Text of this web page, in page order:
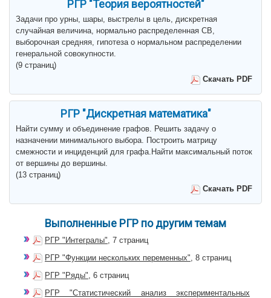
РГР "Теория вероятностей"
Задачи про урны, шары, выстрелы в цель, дискретная
случайная величина, нормально распределенная СВ,
выборочная средняя, гипотеза о нормальном распределении
генеральной совокупности.
(9 страниц)
Скачать PDF
РГР "Дискретная математика"
Найти сумму и объединение графов. Решить задачу о
назначении минимального выбора. Построить матрицу
смежности и инциденций для графа.Найти максимальный поток
от вершины до вершины.
(13 страниц)
Скачать PDF
Выполненные РГР по другим темам
РГР "Интегралы" , 7 страниц
РГР "Функции нескольких переменных" , 8 страниц
РГР "Ряды" , 6 страниц
РГР "Статистический анализ экспериментальных